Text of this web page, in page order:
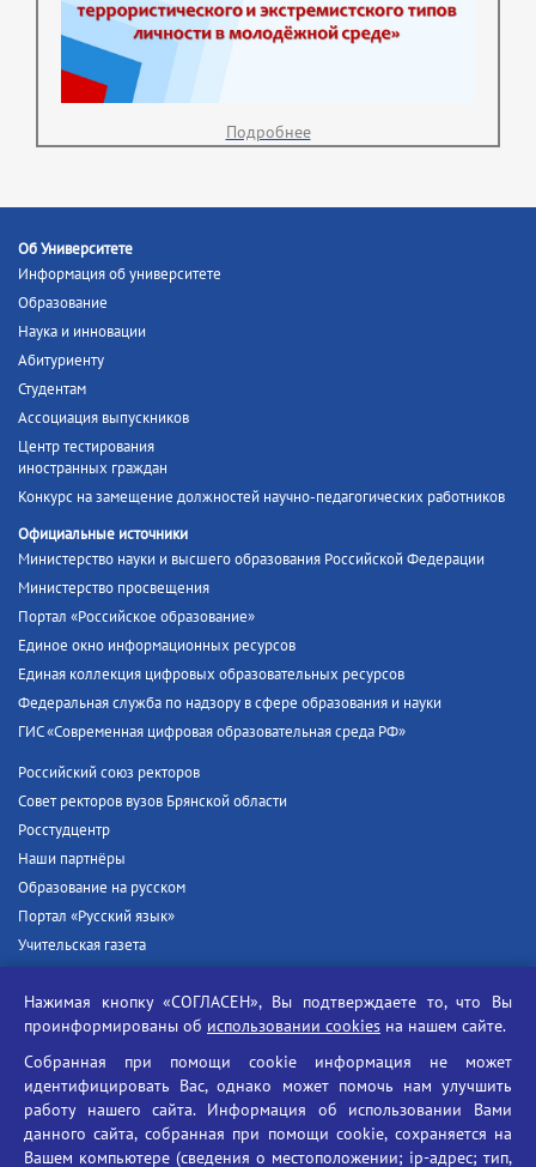
Подробнее
Об Университете
Информация об университете
Образование
Наука и инновации
Абитуриенту
Студентам
Ассоциация выпускников
Центр тестирования
иностранных граждан
Конкурс на замещение должностей научно-педагогических работников
Официальные источники
Министерство науки и высшего образования Российской Федерации
Министерство просвещения
Портал «Российское образование»
Единое окно информационных ресурсов
Единая коллекция цифровых образовательных ресурсов
Федеральная служба по надзору в сфере образования и науки
ГИС «Современная цифровая образовательная среда РФ»
Российский союз ректоров
Совет ректоров вузов Брянской области
Росстудцентр
Наши партнёры
Образование на русском
Портал «Русский язык»
Учительская газета
Единый портал государственных услуг
Противодействие угрозам информационной безопасности
Социальные ролики - Генеральная прокуратура РФ
Противодействие коррупции
БГУ против наркотиков
Нажимая кнопку «СОГЛАСЕН», Вы подтверждаете то, что Вы
проинформированы об использовании cookies на нашем сайте.
Собранная при помощи cookie информация не может
идентифицировать Вас, однако может помочь нам улучшить
работу нашего сайта. Информация об использовании Вами
данного сайта, собранная при помощи cookie, сохраняется на
Вашем компьютере (сведения о местоположении; ip-адрес; тип,